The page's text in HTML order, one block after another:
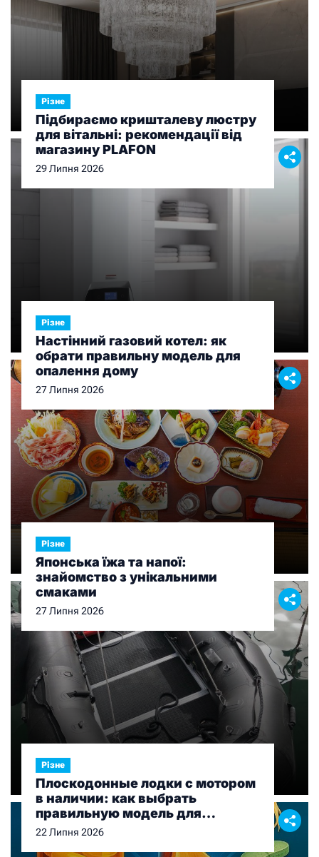
Різне
Підбираємо кришталеву люстру
для вітальні: рекомендації від
магазину PLAFON
29 Липня 2026
Різне
Настінний газовий котел: як
обрати правильну модель для
опалення дому
27 Липня 2026
Різне
Японська їжа та напої:
знайомство з унікальними
смаками
27 Липня 2026
Різне
Плоскодонные лодки с мотором
в наличии: как выбрать
правильную модель для
рыбалки и отдыха
22 Липня 2026